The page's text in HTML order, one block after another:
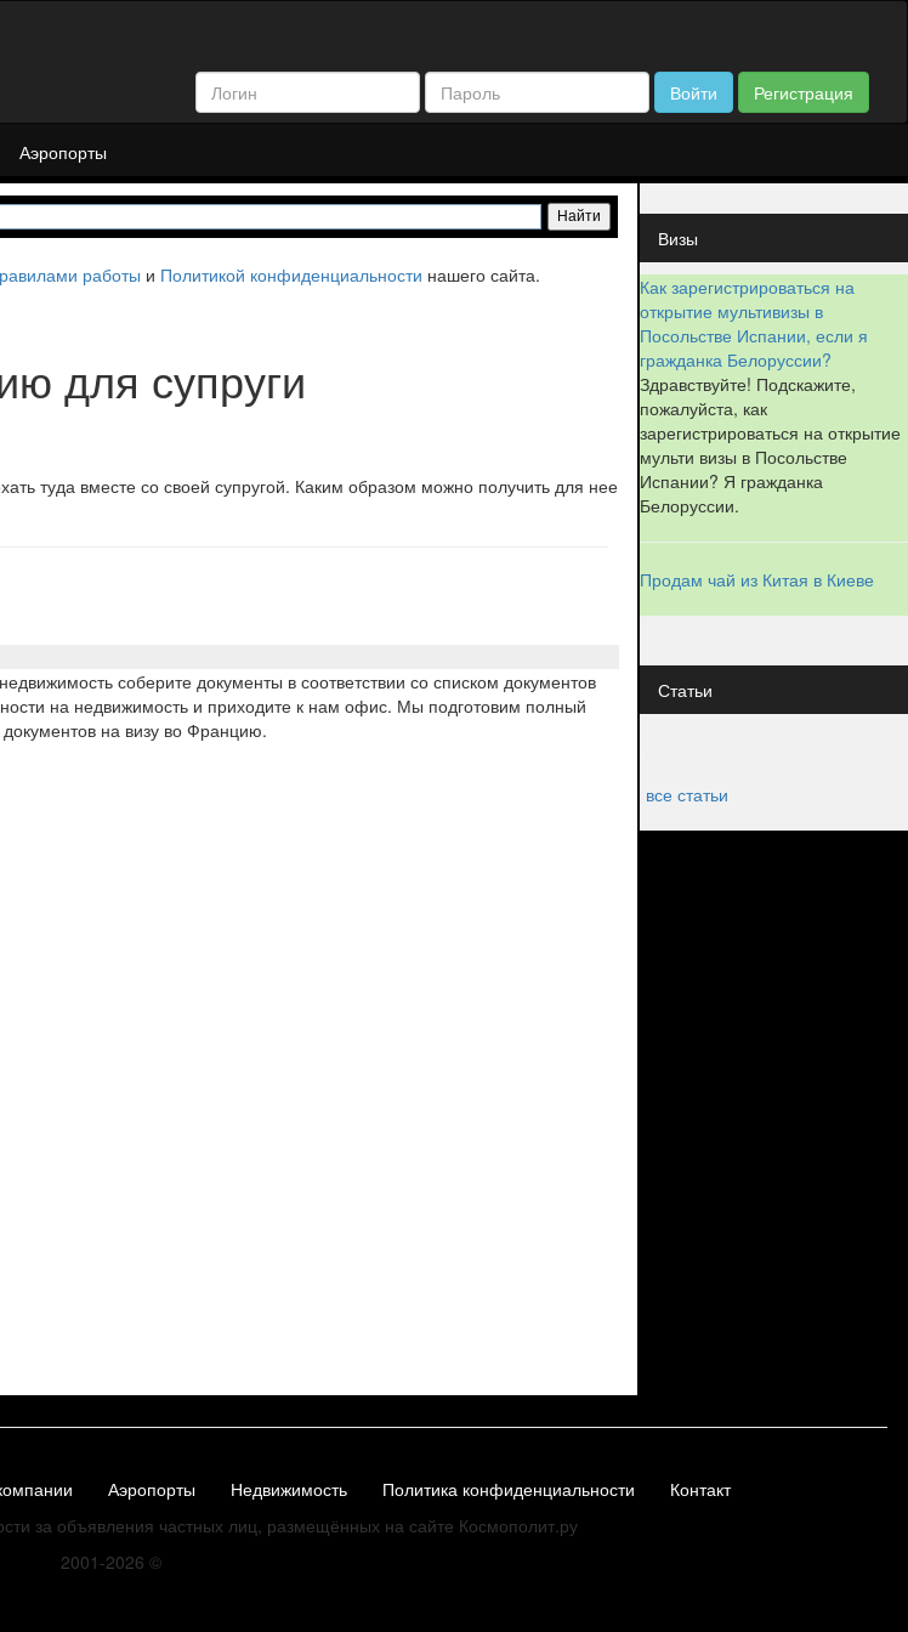
Войти Регистрация
Аэропорты
работы и Политикой конфиденциальности нашего сайта.
для супруги
туда вместе со своей супругой. Каким образом можно получить для нее
соберите документы в соответствии со списком документов
на недвижимость и приходите к нам офис. Мы подготовим полный
на визу во Францию.
Визы
Как зарегистрироваться на
открытие мультивизы в
Посольстве Испании, если я
гражданка Белоруссии?
Здравствуйте! Подскажите,
пожалуйста, как
зарегистрироваться на открытие
мульти визы в Посольстве
Испании? Я гражданка
Белоруссии.
Продам чай из Китая в Киеве
Статьи
все статьи
Аэропорты Недвижимость Политика конфиденциальности Контакт
за объявления частных лиц, размещённых на сайте Космополит.ру
2001-2026 ©